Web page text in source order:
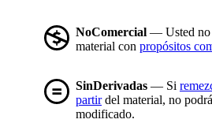
NoComercial — Usted no
material con propósitos
SinDerivadas — Si
partirdel material, no
modificado.